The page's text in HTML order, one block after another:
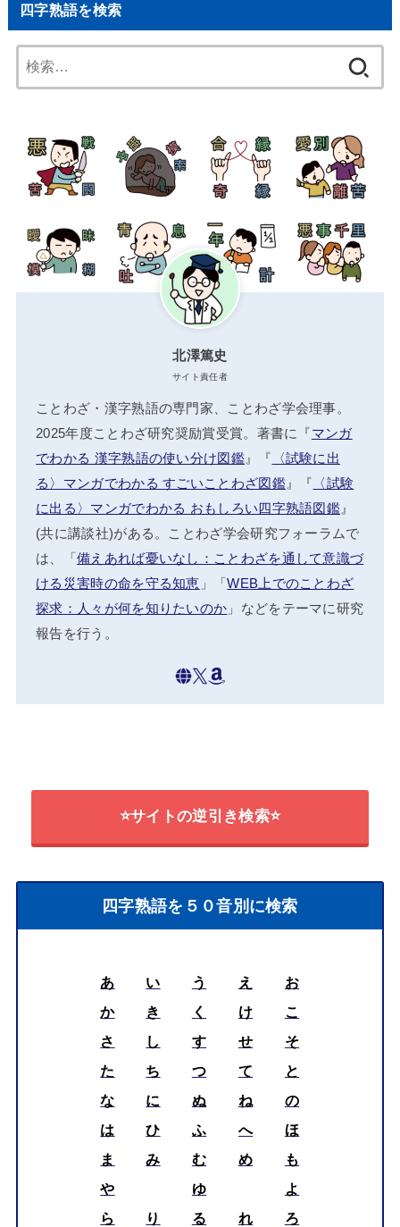
四字熟語を検索
索:
北澤篤史
サイト責任者
ことわざ・漢字熟語の専門家、ことわざ学会理事。
2025年度ことわざ研究奨励賞受賞。著書に『マンガ
でわかる 漢字熟語の使い分け図鑑』『 〈試験に出
る〉マンガでわかる すごいことわざ図鑑』『 〈試験
に出る〉マンガでわかる おもしろい四字熟語図鑑』
(共に講談社)がある。ことわざ学会研究フォーラムで
は、「備えあれば憂いなし：ことわざを通して意識づ
ける災害時の命を守る知恵 」「WEB上でのことわざ
探求：人々が何を知りたいのか 」などをテーマに研究
報告を行う。
⭐サイトの逆引き検索⭐
四字熟語を５０音別に検索
あ い う え
お
か
き く け
こ
さ
し す せ
そ
た
ち つ て
と
な
に ぬ ね
の
は
ひ ふ へ
ほ
ま
み む め
も
や
ゆ
よ
ら
り る れ
ろ